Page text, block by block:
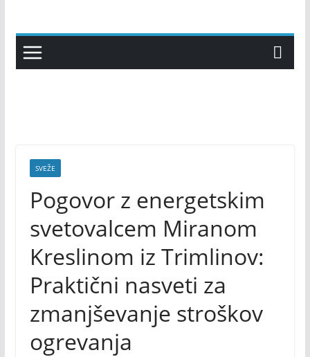
content
SVEŽE
Pogovor z energetskim
svetovalcem Miranom
Kreslinom iz Trimlinov:
Praktični nasveti za
zmanjševanje stroškov
ogrevanja